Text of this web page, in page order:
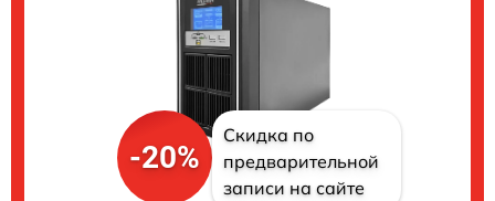
-20%
Скидка по
предварительной
записи на сайте